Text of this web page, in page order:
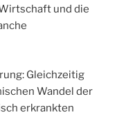
und die
Gleichzeitig
Wandel der
erkrankten